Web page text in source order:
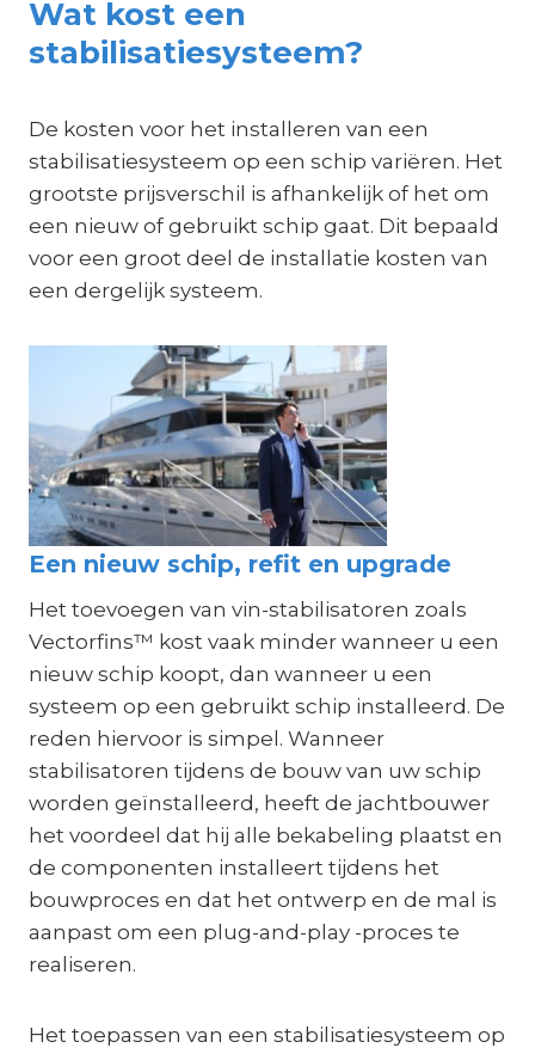
Wat kost een
stabilisatiesysteem?
De kosten voor het installeren van een
stabilisatiesysteem op een schip variëren. Het
grootste prijsverschil is afhankelijk of het om
een nieuw of gebruikt schip gaat. Dit bepaald
voor een groot deel de installatie kosten van
een dergelijk systeem.
Een nieuw schip, refit en upgrade
Het toevoegen van vin-stabilisatoren zoals
Vectorfins™ kost vaak minder wanneer u een
nieuw schip koopt, dan wanneer u een
systeem op een gebruikt schip installeerd. De
reden hiervoor is simpel. Wanneer
stabilisatoren tijdens de bouw van uw schip
worden geïnstalleerd, heeft de jachtbouwer
het voordeel dat hij alle bekabeling plaatst en
de componenten installeert tijdens het
bouwproces en dat het ontwerp en de mal is
aanpast om een plug-and-play -proces te
realiseren.
Het toepassen van een stabilisatiesysteem op